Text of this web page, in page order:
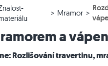
dlažby
terasová dlažby
bloky z ruly Mramor
a
Rozlišování travertinu,